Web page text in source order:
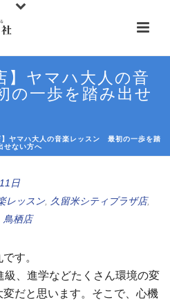
】ヤマハ大人の音
一歩を踏み出せ
ヤマハ大人の音楽レッスン 最初の一歩を踏
せない方へ
日
レッスン 久留米シティプラザ店,
鳥栖店
す。
、進学などたくさん環境の変
だと思います。そこで、心機